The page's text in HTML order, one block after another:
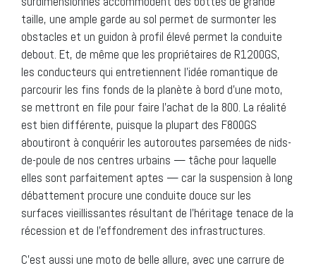
taille, une ample garde au sol permet de surmonter les
obstacles et un guidon à profil élevé permet la conduite
debout. Et, de même que les propriétaires de R1200GS,
les conducteurs qui entretiennent l’idée romantique de
parcourir les fins fonds de la planète à bord d’une moto,
se mettront en file pour faire l’achat de la 800. La réalité
est bien différente, puisque la plupart des F800GS
aboutiront à conquérir les autoroutes parsemées de nids-
de-poule de nos centres urbains — tâche pour laquelle
elles sont parfaitement aptes — car la suspension à long
débattement procure une conduite douce sur les
surfaces vieillissantes résultant de l’héritage tenace de la
récession et de l’effondrement des infrastructures.
C’est aussi une moto de belle allure, avec une carrure de